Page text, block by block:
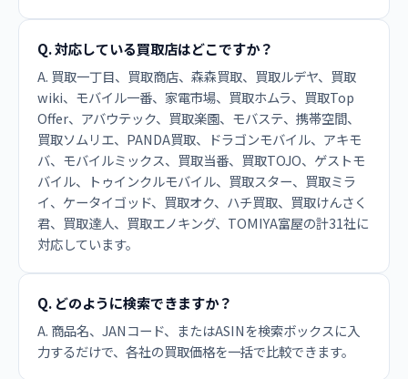
Q. 対応している買取店はどこですか？
A. 買取一丁目、買取商店、森森買取、買取ルデヤ、買取
wiki、モバイル一番、家電市場、買取ホムラ、買取Top
Offer、アバウテック、買取楽園、モバステ、携帯空間、
買取ソムリエ、PANDA買取、ドラゴンモバイル、アキモ
バ、モバイルミックス、買取当番、買取TOJO、ゲストモ
バイル、トゥインクルモバイル、買取スター、買取ミラ
イ、ケータイゴッド、買取オク、ハチ買取、買取けんさく
君、買取達人、買取エノキング、TOMIYA富屋の計31社に
対応しています。
Q. どのように検索できますか？
A. 商品名、JANコード、またはASINを検索ボックスに入
力するだけで、各社の買取価格を一括で比較できます。